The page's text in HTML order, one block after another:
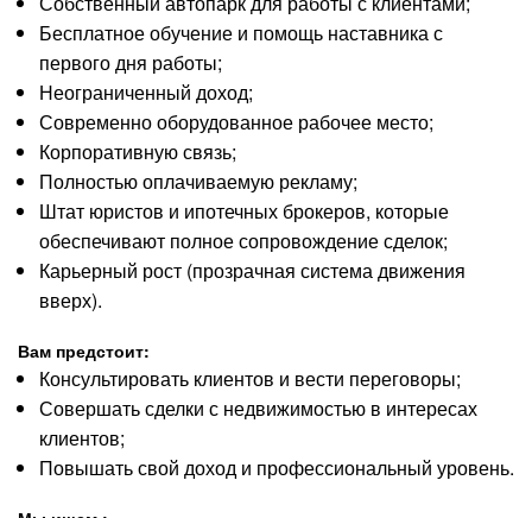
Бесплатное обучение и помощь наставника с
первого дня работы;
Неограниченный доход;
Современно оборудованное рабочее место;
Корпоративную связь;
Полностью оплачиваемую рекламу;
Штат юристов и ипотечных брокеров, которые
обеспечивают полное сопровождение сделок;
Карьерный рост (прозрачная система движения
вверх).
Вам предстоит:
Консультировать клиентов и вести переговоры;
Совершать сделки с недвижимостью в интересах
клиентов;
Повышать свой доход и профессиональный уровень.